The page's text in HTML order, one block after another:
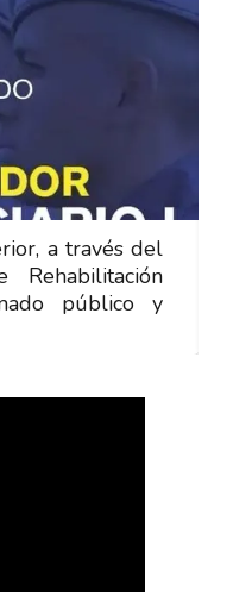
a través del
Rehabilitación
público y